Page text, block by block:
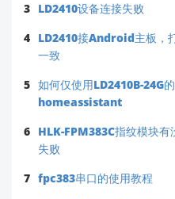
3 LD2410设备连接失败
4 LD2410接Android主板，
一致
5 如何仅使用LD2410B-24G
homeassistant
6 HLK-FPM383C指纹模块
失败
7 fpc383串口的使用教程